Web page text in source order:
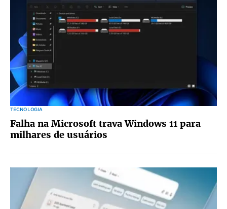
TECNOLOGIA
Falha na Microsoft trava Windows 11 para
milhares de usuários